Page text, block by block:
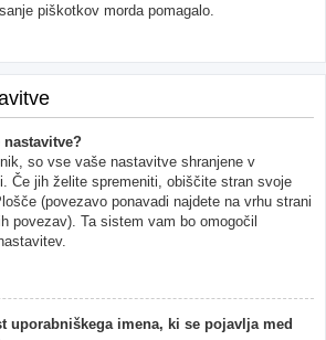
piškotkov morda pomagalo.
nastavitve?
so vse vaše nastavitve shranjene v
Če jih želite spremeniti, obiščite stran svoje
(povezavo ponavadi najdete na vrhu strani
povezav). Ta sistem vam bo omogočil
uporabniškega imena, ki se pojavlja med